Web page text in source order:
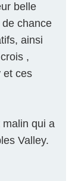
belle
chance
ainsi
,
et ces
malin qui a
Valley.